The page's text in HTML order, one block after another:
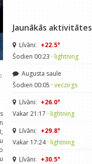
Jaunākās aktivitātes
Līvāni: +22.5°
Šodien 00:23 · lightning
Augusta saule
Šodien 00:05 · veczirgs
Līvāni: +26.0°
Vakar 21:17 · lightning
Līvāni: +29.8°
Vakar 17:24 · lightning
Līvāni: +30.5°